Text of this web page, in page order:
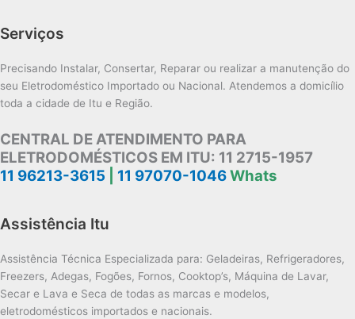
Serviços
Precisando Instalar, Consertar, Reparar ou realizar a manutenção do
seu Eletrodoméstico Importado ou Nacional. Atendemos a domicílio
toda a cidade de Itu e Região.
CENTRAL DE ATENDIMENTO PARA
ELETRODOMÉSTICOS EM ITU: 11 2715-1957
11 96213-3615
11 97070-1046Whats
Assistência Itu
Assistência Técnica Especializada para: Geladeiras, Refrigeradores,
Freezers, Adegas, Fogões, Fornos, Cooktop’s, Máquina de Lavar,
Secar e Lava e Seca de todas as marcas e modelos,
eletrodomésticos importados e nacionais.